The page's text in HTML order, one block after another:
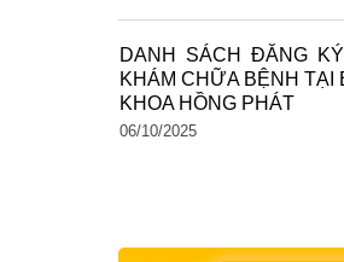
DANH SÁCH ĐĂNG
KHÁM CHỮA BỆNH TẠI
KHOA HỒNG PHÁT
06/10/2025